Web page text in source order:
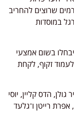
שרוצים להחריב
במוסדות
בשום אמצעי
זקוף, לקחת
הדס קליין, יוסי
רייטן ו־גלעד